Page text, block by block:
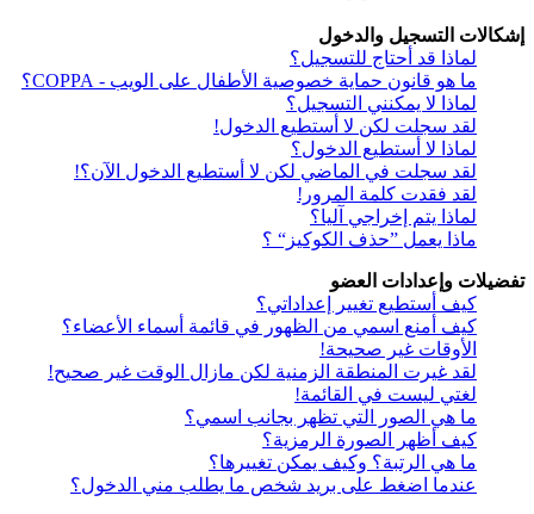
إشكالات التسجيل والدخول
لماذا قد أحتاج للتسجيل؟
ما هو قانون حماية خصوصية الأطفال على الويب - COPPA؟
لماذا لا يمكنني التسجيل؟
لقد سجلت لكن لا أستطيع الدخول!
لماذا لا أستطيع الدخول؟
لقد سجلت في الماضي لكن لا أستطيع الدخول الآن؟!
لقد فقدت كلمة المرور!
لماذا يتم إخراجي آليا؟
ماذا يعمل ”حذف الكوكيز“ ؟
تفضيلات وإعدادات العضو
كيف أستطيع تغيير إعداداتي؟
كيف أمنع اسمي من الظهور في قائمة أسماء الأعضاء؟
الأوقات غير صحيحة!
لقد غيرت المنطقة الزمنية لكن مازال الوقت غير صحيح!
لغتي ليست في القائمة!
ما هي الصور التي تظهر بجانب اسمي؟
كيف أظهر الصورة الرمزية؟
ما هي الرتبة؟ وكيف يمكن تغييرها؟
عندما اضغط على بريد شخص ما يطلب مني الدخول؟